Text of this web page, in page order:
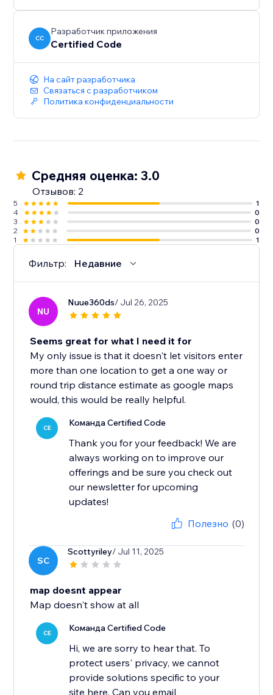
CC
Разработчик приложения
Certified Code
На сайт разработчика
Связаться с разработчиком
Политика конфиденциальности
Средняя оценка: 3.0
Отзывов: 2
5
1
4
0
3
0
2
0
1
1
Фильтр: Недавние
NU
Nuue360ds/ Jul 26, 2025
Seems great for what I need it for
My only issue is that it doesn't let visitors enter
more than one location to get a one way or
round trip distance estimate as google maps
would, this would be really helpful.
CE Команда Certified Code
Thank you for your feedback! We are
always working on to improve our
offerings and be sure you check out
our newsletter for upcoming
updates!
Полезно (0)
SC
Scottyriley/ Jul 11, 2025
map doesnt appear
Map doesn't show at all
CE Команда Certified Code
Hi, we are sorry to hear that. To
protect users' privacy, we cannot
provide solutions specific to your
site here. Can you email